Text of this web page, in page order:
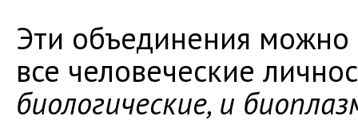
Эти объединения можно
все человеческие
биологические, и